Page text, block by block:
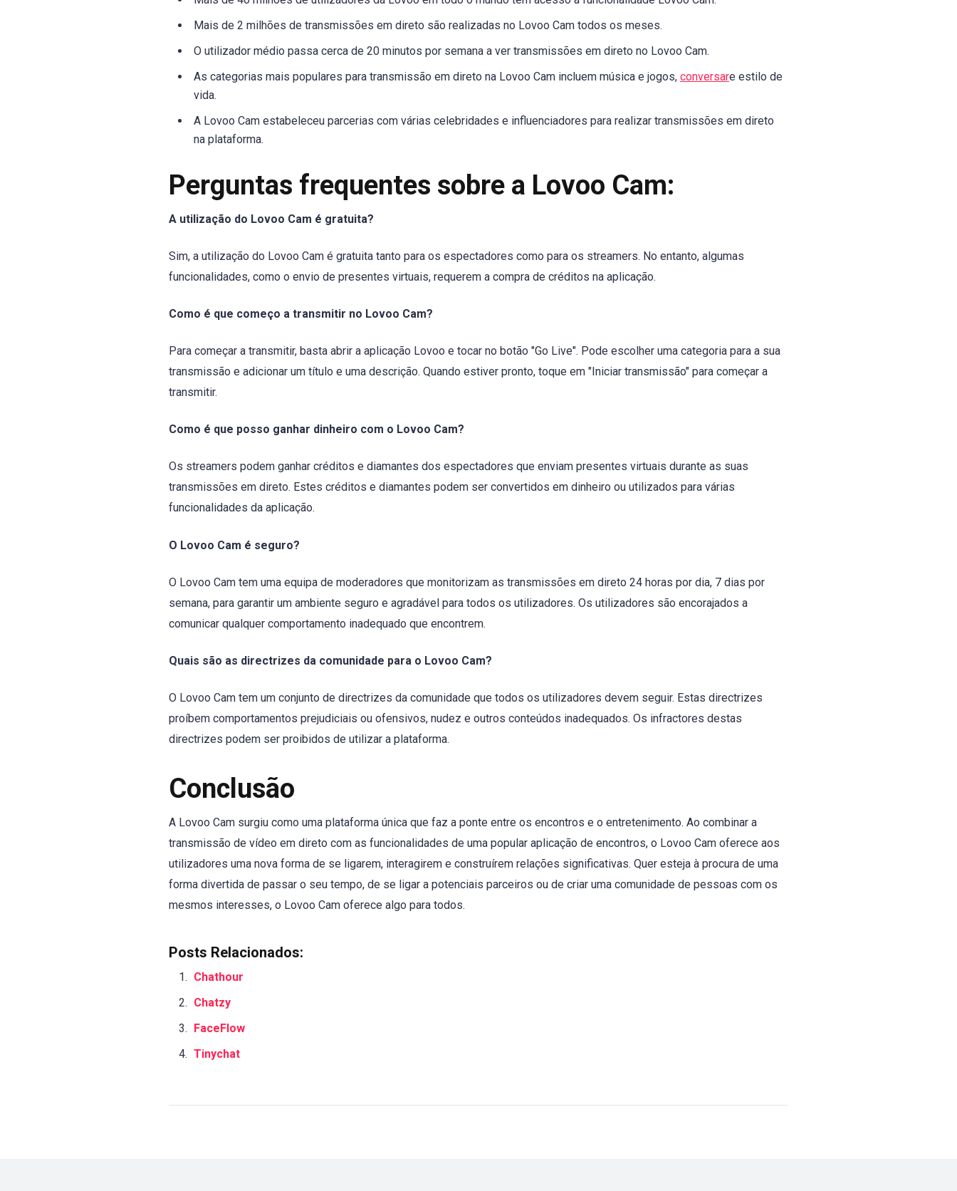
Mais de 2 milhões de transmissões em direto são realizadas no Lovoo Cam todos os meses.
O utilizador médio passa cerca de 20 minutos por semana a ver transmissões em direto no Lovoo Cam.
As categorias mais populares para transmissão em direto na Lovoo Cam incluem música e jogos, conversare estilo de
vida.
A Lovoo Cam estabeleceu parcerias com várias celebridades e influenciadores para realizar transmissões em direto
na plataforma.
Perguntas frequentes sobre a Lovoo Cam:
A utilização do Lovoo Cam é gratuita?
Sim, a utilização do Lovoo Cam é gratuita tanto para os espectadores como para os streamers. No entanto, algumas
funcionalidades, como o envio de presentes virtuais, requerem a compra de créditos na aplicação.
Como é que começo a transmitir no Lovoo Cam?
Para começar a transmitir, basta abrir a aplicação Lovoo e tocar no botão "Go Live". Pode escolher uma categoria para a sua
transmissão e adicionar um título e uma descrição. Quando estiver pronto, toque em "Iniciar transmissão" para começar a
transmitir.
Como é que posso ganhar dinheiro com o Lovoo Cam?
Os streamers podem ganhar créditos e diamantes dos espectadores que enviam presentes virtuais durante as suas
transmissões em direto. Estes créditos e diamantes podem ser convertidos em dinheiro ou utilizados para várias
funcionalidades da aplicação.
O Lovoo Cam é seguro?
O Lovoo Cam tem uma equipa de moderadores que monitorizam as transmissões em direto 24 horas por dia, 7 dias por
semana, para garantir um ambiente seguro e agradável para todos os utilizadores. Os utilizadores são encorajados a
comunicar qualquer comportamento inadequado que encontrem.
Quais são as directrizes da comunidade para o Lovoo Cam?
O Lovoo Cam tem um conjunto de directrizes da comunidade que todos os utilizadores devem seguir. Estas directrizes
proíbem comportamentos prejudiciais ou ofensivos, nudez e outros conteúdos inadequados. Os infractores destas
directrizes podem ser proibidos de utilizar a plataforma.
Conclusão
A Lovoo Cam surgiu como uma plataforma única que faz a ponte entre os encontros e o entretenimento. Ao combinar a
transmissão de vídeo em direto com as funcionalidades de uma popular aplicação de encontros, o Lovoo Cam oferece aos
utilizadores uma nova forma de se ligarem, interagirem e construírem relações significativas. Quer esteja à procura de uma
forma divertida de passar o seu tempo, de se ligar a potenciais parceiros ou de criar uma comunidade de pessoas com os
mesmos interesses, o Lovoo Cam oferece algo para todos.
Posts Relacionados:
Chathour
Chatzy
FaceFlow
Tinychat